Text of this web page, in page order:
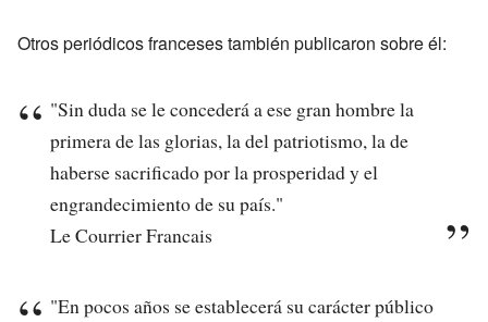
Otros periódicos franceses también publicaron sobre él:
"Sin duda se le concederá a ese gran hombre la
primera de las glorias, la del patriotismo, la de
haberse sacrificado por la prosperidad y el
engrandecimiento de su país."
Le Courrier Francais
"En pocos años se establecerá su carácter público